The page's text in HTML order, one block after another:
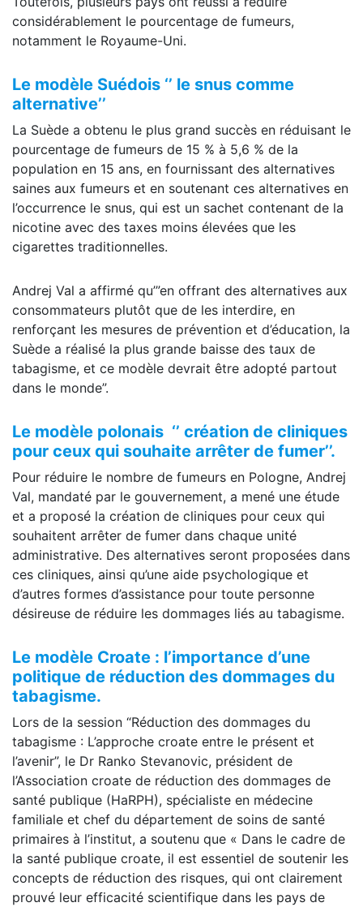
considérablement le pourcentage de fumeurs,
notamment le Royaume-Uni.
Le modèle Suédois ‘’ le snus comme
alternative’’
La Suède a obtenu le plus grand succès en réduisant le
pourcentage de fumeurs de 15 % à 5,6 % de la
population en 15 ans, en fournissant des alternatives
saines aux fumeurs et en soutenant ces alternatives en
l’occurrence le snus, qui est un sachet contenant de la
nicotine avec des taxes moins élevées que les
cigarettes traditionnelles.
Andrej Val a affirmé qu’”en offrant des alternatives aux
consommateurs plutôt que de les interdire, en
renforçant les mesures de prévention et d’éducation, la
Suède a réalisé la plus grande baisse des taux de
tabagisme, et ce modèle devrait être adopté partout
dans le monde”.
Le modèle polonais ‘’ création de cliniques
pour ceux qui souhaite arrêter de fumer’’.
Pour réduire le nombre de fumeurs en Pologne, Andrej
Val, mandaté par le gouvernement, a mené une étude
et a proposé la création de cliniques pour ceux qui
souhaitent arrêter de fumer dans chaque unité
administrative. Des alternatives seront proposées dans
ces cliniques, ainsi qu’une aide psychologique et
d’autres formes d’assistance pour toute personne
désireuse de réduire les dommages liés au tabagisme.
Le modèle Croate : l’importance d’une
politique de réduction des dommages du
tabagisme.
Lors de la session “Réduction des dommages du
tabagisme : L’approche croate entre le présent et
l’avenir”, le Dr Ranko Stevanovic, président de
l’Association croate de réduction des dommages de
santé publique (HaRPH), spécialiste en médecine
familiale et chef du département de soins de santé
primaires à l’institut, a soutenu que « Dans le cadre de
la santé publique croate, il est essentiel de soutenir les
concepts de réduction des risques, qui ont clairement
prouvé leur efficacité scientifique dans les pays de